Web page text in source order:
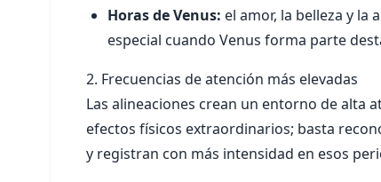
Horas de Venus: el amor, la belleza y la
especial cuando Venus forma parte
2. Frecuencias de atención más elevadas
Las alineaciones crean un entorno de alta
efectos físicos extraordinarios; basta
y registran con más intensidad en esos